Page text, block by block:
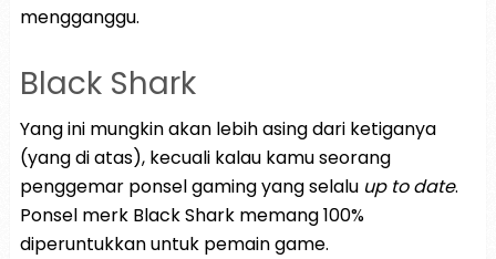
mengganggu.
Black Shark
Yang ini mungkin akan lebih asing dari ketiganya
(yang di atas), kecuali kalau kamu seorang
penggemar ponsel gaming yang selalu up to date.
Ponsel merk Black Shark memang 100%
diperuntukkan untuk pemain game.